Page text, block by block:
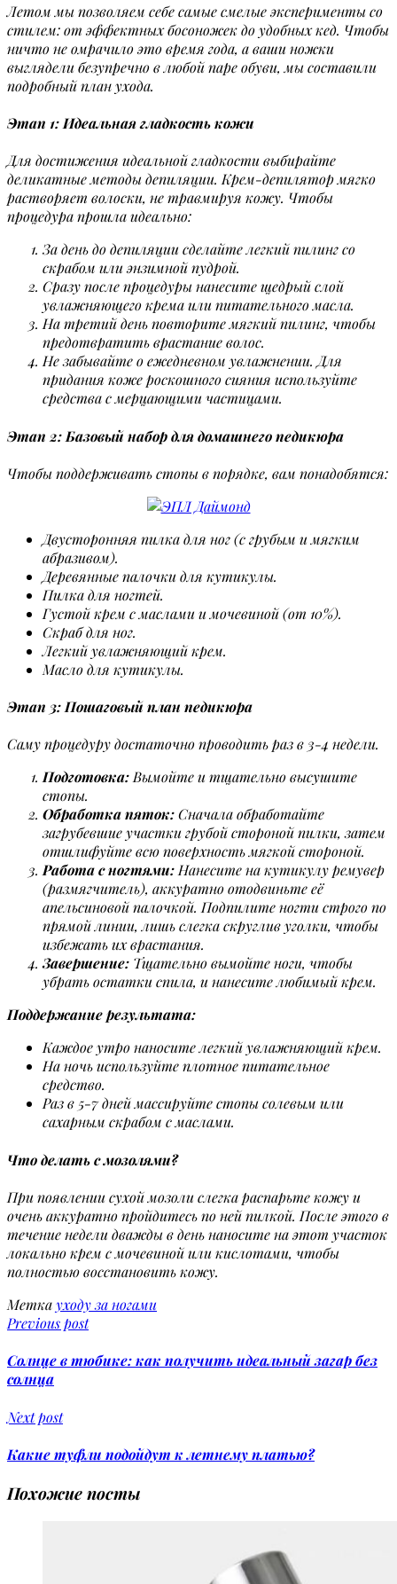
Летом мы позволяем себе самые смелые эксперименты со
стилем: от эффектных босоножек до удобных кед. Чтобы
ничто не омрачило это время года, а ваши ножки
выглядели безупречно в любой паре обуви, мы составили
подробный план ухода.
Этап 1: Идеальная гладкость кожи
Для достижения идеальной гладкости выбирайте
деликатные методы депиляции. Крем-депилятор мягко
растворяет волоски, не травмируя кожу. Чтобы
процедура прошла идеально:
За день до депиляции сделайте легкий пилинг со
скрабом или энзимной пудрой.
Сразу после процедуры нанесите щедрый слой
увлажняющего крема или питательного масла.
На третий день повторите мягкий пилинг, чтобы
предотвратить врастание волос.
Не забывайте о ежедневном увлажнении. Для
придания коже роскошного сияния используйте
средства с мерцающими частицами.
Этап 2: Базовый набор для домашнего педикюра
Чтобы поддерживать стопы в порядке, вам понадобятся:
Двусторонняя пилка для ног (с грубым и мягким
абразивом).
Деревянные палочки для кутикулы.
Пилка для ногтей.
Густой крем с маслами и мочевиной (от 10%).
Скраб для ног.
Легкий увлажняющий крем.
Масло для кутикулы.
Этап 3: Пошаговый план педикюра
Саму процедуру достаточно проводить раз в 3-4 недели.
Подготовка:Вымойте и тщательно высушите
стопы.
Обработка пяток:Сначала обработайте
загрубевшие участки грубой стороной пилки, затем
отшлифуйте всю поверхность мягкой стороной.
Работа с ногтями:Нанесите на кутикулу ремувер
(размягчитель), аккуратно отодвиньте её
апельсиновой палочкой. Подпилите ногти строго по
прямой линии, лишь слегка скруглив уголки, чтобы
избежать их врастания.
Завершение: Тщательно вымойте ноги, чтобы
убрать остатки спила, и нанесите любимый крем.
Поддержание результата:
Каждое утро наносите легкий увлажняющий крем.
На ночь используйте плотное питательное
средство.
Раз в 5-7 дней массируйте стопы солевым или
сахарным скрабом с маслами.
Что делать с мозолями?
При появлении сухой мозоли слегка распарьте кожу и
очень аккуратно пройдитесь по ней пилкой. После этого в
течение недели дважды в день наносите на этот участок
локально крем с мочевиной или кислотами, чтобы
полностью восстановить кожу.
Меткауходу за ногами
Previous post
Солнце в тюбике: как получить идеальный загар без
солнца
Next post
Какие туфли подойдут к летнему платью?
Похожие посты